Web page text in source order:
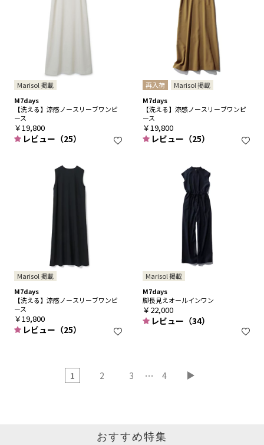
Marisol 掲載
M7days
【洗える】涼感ノースリーブワンピ
ース
￥19,800
レビュー（25）
再入荷
Marisol 掲載
M7days
【洗える】涼感ノースリーブワンピ
ース
￥19,800
レビュー（25）
Marisol 掲載
M7days
【洗える】涼感ノースリーブワンピ
ース
￥19,800
レビュー（25）
Marisol 掲載
M7days
脚長見えオールインワン
￥22,000
レビュー（34）
1 2 3 … 4
おすすめ特集